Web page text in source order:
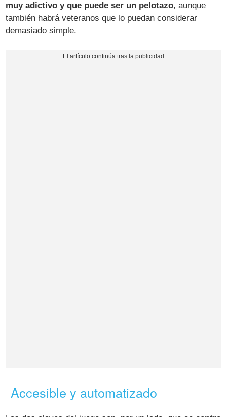
muy adictivo y que puede ser un pelotazo, aunque
también habrá veteranos que lo puedan considerar
demasiado simple.
Accesible y automatizado